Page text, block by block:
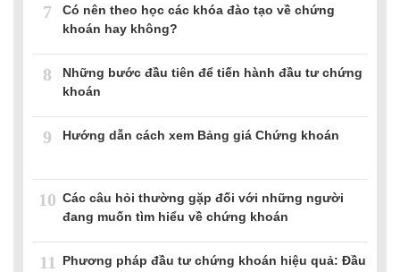
7
Có nên theo học các khóa đào tạo về chứng
khoán hay không?
8
Những bước đầu tiên để tiến hành đầu tư chứng
khoán
9 Hướng dẫn cách xem Bảng giá Chứng khoán
10 Các câu hỏi thường gặp đối với những người
đang muốn tìm hiểu về chứng khoán
11
Phương pháp đầu tư chứng khoán hiệu quả: Đầu